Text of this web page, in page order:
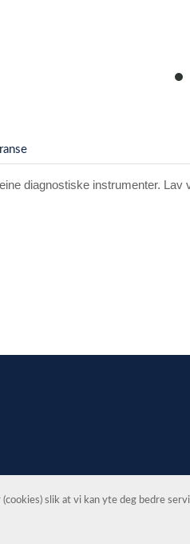
diagnostiske instrumenter. Lav
slik at vi kan yte deg bedre